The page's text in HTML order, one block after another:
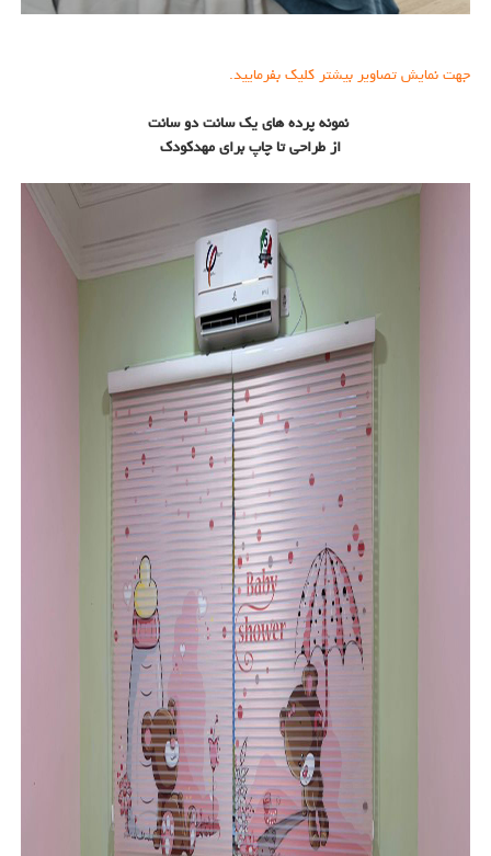
جهت نمایش تصاویر بیشتر کلیک بفرمایید.
نمونه پرده های یک سانت دو سانت
از طراحی تا چاپ برای مهدکودک